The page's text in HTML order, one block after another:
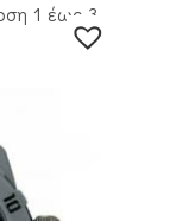
1 έως 3